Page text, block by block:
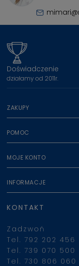
Doświadczenie
działamy od 2011r.
ZAKUPY
POMOC
MOJE KONTO
INFORMACJE
KONTAKT
Zadzwoń
Tel. 792 202 456
Tel. 739 070 500
Tel. 730 806 060